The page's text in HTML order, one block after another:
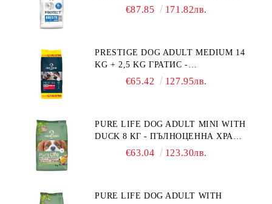
ДИЕТИЧНА ХРАНА ЗА КУЧЕТА
"РЕГУЛИРАНЕ НА ВНОСА НА
ГЛЮКОЗА (DIABETES MELLITUS)."
€87.85 171.82лв.
PRESTIGE DOG ADULT MEDIUM 14
KG + 2,5 KG ГРАТИС -
ПЪЛНОЦЕННА ХРАНА ЗА
€65.42 127.95лв.
PURE LIFE DOG ADULT MINI WITH
DUCK 8 КГ - ПЪЛНОЦЕННА ХРАНА
ЗА ПОРАСНАЛИ КУЧЕТА ОТ
ГЛУТЕН. ПРОИЗВЕДЕНА ВЪВ
€63.04 123.30лв.
PURE LIFE DOG ADULT WITH